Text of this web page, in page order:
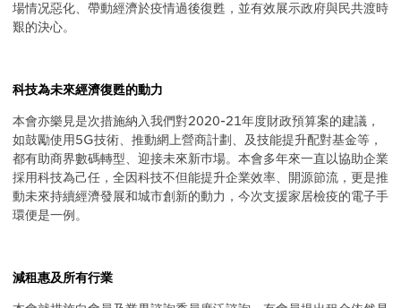
場情况惡化、帶動經濟於疫情過後復甦，並有效展示政府與民共渡時
艱的決心。
科技為未來經濟復甦的動力
本會亦樂見是次措施納入我們對2020-21年度財政預算案的建議，
如鼓勵使用5G技術、推動網上營商計劃、及技能提升配對基金等，
都有助商界數碼轉型、迎接未來新巿場。本會多年來一直以協助企業
採用科技為己任，全因科技不但能提升企業效率、開源節流，更是推
動未來持續經濟發展和城市創新的動力，今次支援家居檢疫的電子手
環便是一例。
減租惠及所有行業